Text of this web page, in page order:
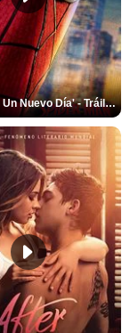
'Spider-Man Un Nuevo Día' - Tráiler oficial subtitulado